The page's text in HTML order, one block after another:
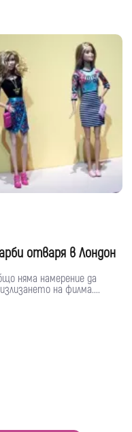
отваря в Лондон
няма намерение да
на филма....